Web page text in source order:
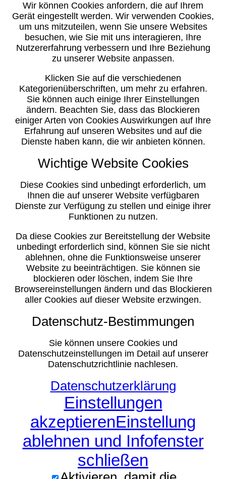
Wir können Cookies anfordern, die auf Ihrem
Gerät eingestellt werden. Wir verwenden Cookies,
um uns mitzuteilen, wenn Sie unsere Websites
besuchen, wie Sie mit uns interagieren, Ihre
Nutzererfahrung verbessern und Ihre Beziehung
zu unserer Website anpassen.
Klicken Sie auf die verschiedenen
Kategorienüberschriften, um mehr zu erfahren.
Sie können auch einige Ihrer Einstellungen
ändern. Beachten Sie, dass das Blockieren
einiger Arten von Cookies Auswirkungen auf Ihre
Erfahrung auf unseren Websites und auf die
Dienste haben kann, die wir anbieten können.
Wichtige Website Cookies
Diese Cookies sind unbedingt erforderlich, um
Ihnen die auf unserer Website verfügbaren
Dienste zur Verfügung zu stellen und einige ihrer
Funktionen zu nutzen.
Da diese Cookies zur Bereitstellung der Website
unbedingt erforderlich sind, können Sie sie nicht
ablehnen, ohne die Funktionsweise unserer
Website zu beeinträchtigen. Sie können sie
blockieren oder löschen, indem Sie Ihre
Browsereinstellungen ändern und das Blockieren
aller Cookies auf dieser Website erzwingen.
Datenschutz-Bestimmungen
Sie können unsere Cookies und
Datenschutzeinstellungen im Detail auf unserer
Datenschutzrichtlinie nachlesen.
Datenschutzerklärung
Einstellungen
akzeptierenEinstellung
ablehnen und Infofenster
schließen